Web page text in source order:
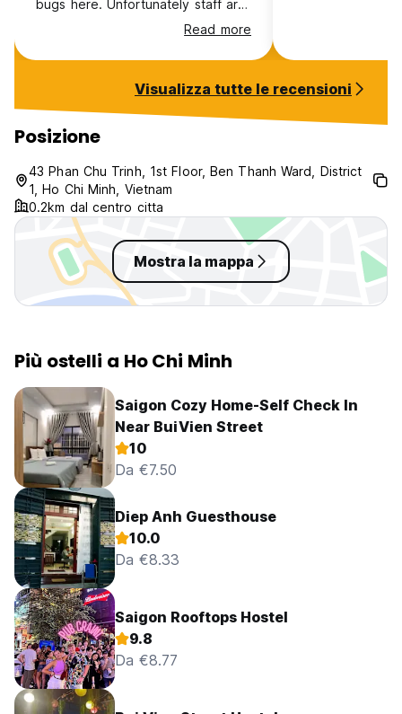
bugs here. Unfortunately staff are
very hard to find so i didnt get my
money back. The man in charge
was sweet and nice but this is not
Read more
Visualizza tutte le recensioni
Posizione
43 Phan Chu Trinh, 1st Floor, Ben Thanh Ward, District
1, Ho Chi Minh, Vietnam
0.2km dal centro citta
Mostra la mappa
Più ostelli a Ho Chi Minh
Saigon Cozy Home-Self Check In
Near BuiVien Street
10
Da €7.50
Diep Anh Guesthouse
10.0
Da €8.33
Saigon Rooftops Hostel
9.8
Da €8.77